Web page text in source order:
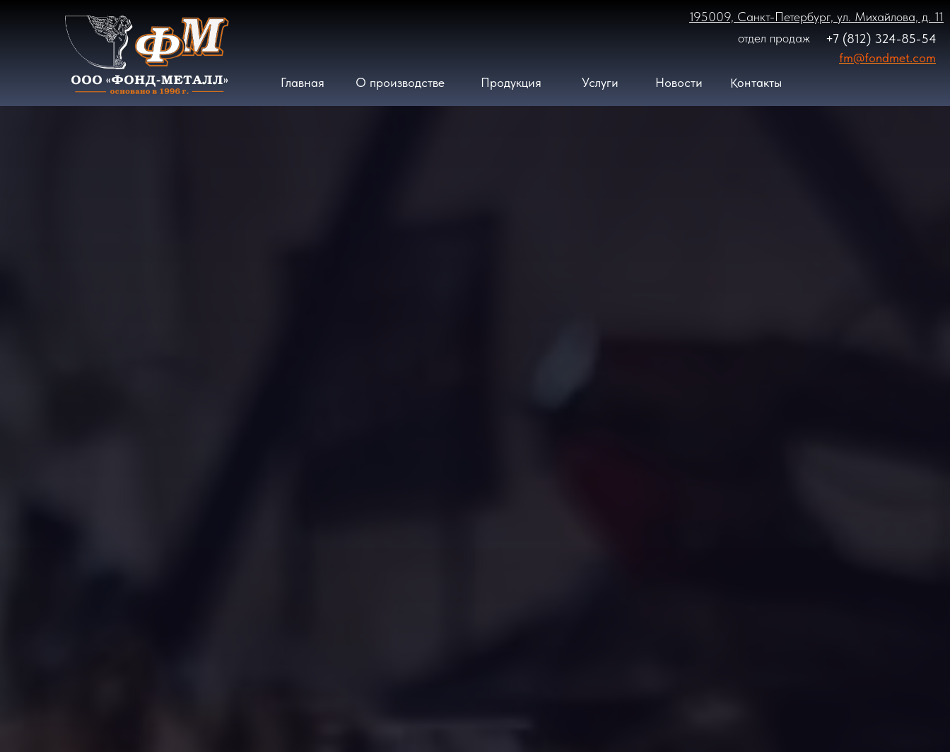
+7 (812) 324-85-54
fm@fondmet.com
195009, Санкт-Петербург, ул. Михайлова, д. 11
О производстве
Главная Продукция Контакты
Новости
Услуги
отдел продаж